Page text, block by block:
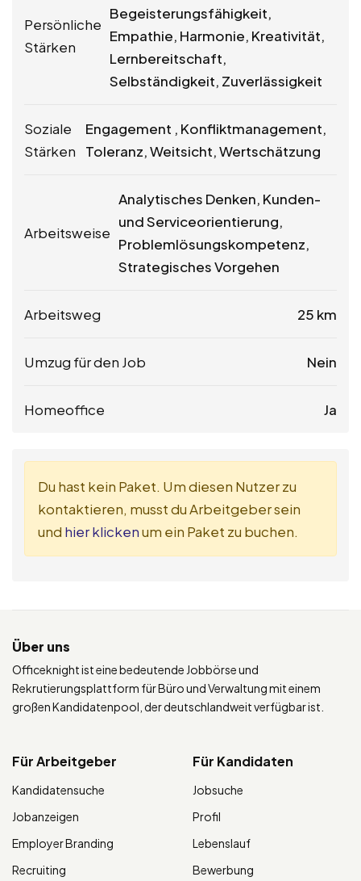
Persönliche
Stärken
Begeisterungsfähigkeit,
Empathie, Harmonie, Kreativität,
Lernbereitschaft,
Selbständigkeit, Zuverlässigkeit
Soziale
Stärken
Engagement , Konfliktmanagement,
Toleranz, Weitsicht, Wertschätzung
Arbeitsweise
Analytisches Denken, Kunden-
und Serviceorientierung,
Problemlösungskompetenz,
Strategisches Vorgehen
Arbeitsweg 25 km
Umzug für den Job Nein
Homeoffice Ja
Du hast kein Paket. Um diesen Nutzer zu
kontaktieren, musst du Arbeitgeber sein
und hier klickenum ein Paket zu buchen.
Über uns
Officeknight ist eine bedeutende Jobbörse und
Rekrutierungsplattform für Büro und Verwaltung mit einem
großen Kandidatenpool, der deutschlandweit verfügbar ist.
Für Arbeitgeber
Kandidatensuche
Jobanzeigen
Employer Branding
Recruiting
Für Kandidaten
Jobsuche
Profil
Lebenslauf
Bewerbung